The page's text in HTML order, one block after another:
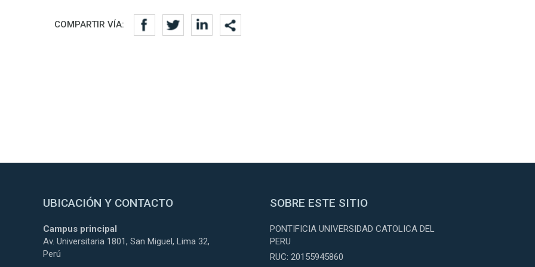
COMPARTIR VÍA:
UBICACIÓN Y CONTACTO
Campus principal
Av. Universitaria 1801, San Miguel, Lima 32,
Perú
SOBRE ESTE SITIO
PONTIFICIA UNIVERSIDAD CATOLICA DEL
PERU
RUC: 20155945860